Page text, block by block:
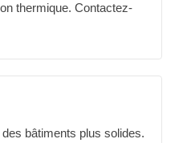
thermique. Contactez-
bâtiments plus solides.